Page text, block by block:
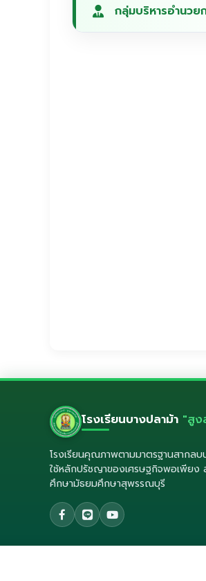
กลุ่มบริหารอำนวย
โรงเรียนบางปลาม้า "สูง
โรงเรียนคุณภาพตามมาตรฐานสากล
ใช้หลักปรัชญาของเศรษฐกิจพอเพียง
ศึกษามัธยมศึกษาสุพรรณบุรี